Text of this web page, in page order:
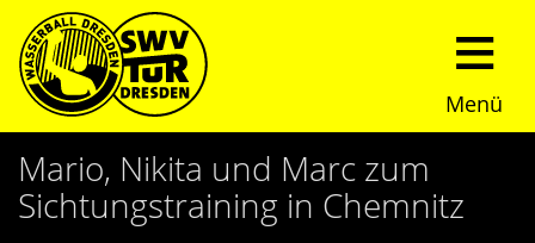
Menü
Start
Verein
Mario, Nikita und Marc zum
Sichtungstraining in Chemnitz